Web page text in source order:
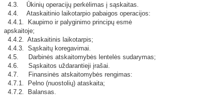
4.3. Ūkinių operacijų perkėlimas į sąskaitas.
4.4. Ataskaitinio laikotarpio pabaigos operacijos:
4.4.1. Kaupimo ir palyginimo principų esmė
apskaitoje;
4.4.2. Ataskaitinis laikotarpis;
4.4.3. Sąskaitų koregavimai.
4.5. Darbinės atskaitomybės lentelės sudarymas;
4.6. Sąskaitos uždarantieji įrašai.
4.7. Finansinės atskaitomybės rengimas:
4.7.1. Pelno (nuostolių) ataskaita;
4.7.2. Balansas.